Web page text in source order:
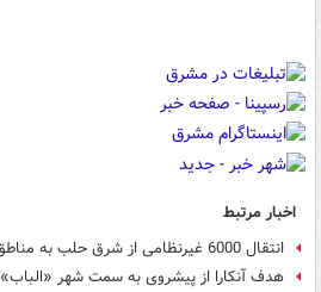
اخبار مرتبط
انتقال 6000 غیرنظامی از شرق حلب به مناطق امن
هدف آنکارا از پیشروی به سمت شهر «الباب»